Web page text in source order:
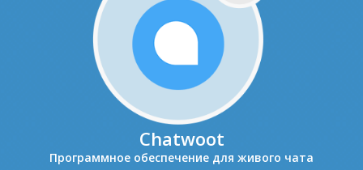
Chatwoot
Программное обеспечение для живого чата